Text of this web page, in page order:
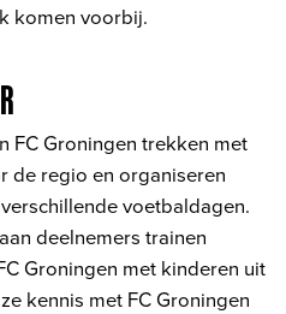
komen voorbij.
FC Groningen trekken met
de regio en organiseren
voetbaldagen.
deelnemers trainen
Groningen met kinderen uit
kennis met FC Groningen